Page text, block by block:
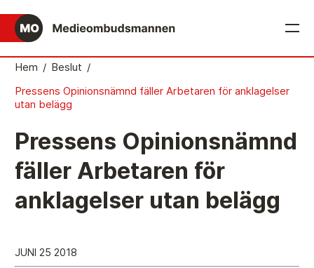
Det medieetiska systemet
Mediernas Etiknämnd fattar de avgörande besluten
Publicitetsreglerna – grunden i det medieetiska
systemet
Vill du ansluta till det medieetiska systemet?
Hem / Beslut /
Pressens Opinionsnämnd fäller Arbetaren för anklagelser
utan belägg
Pressens Opinionsnämnd
fäller Arbetaren för
anklagelser utan belägg
JUNI 25 2018